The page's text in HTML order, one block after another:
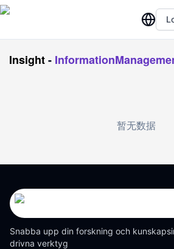
Insight-
暂无数据
Snabba upp din forskning och
drivna verktyg